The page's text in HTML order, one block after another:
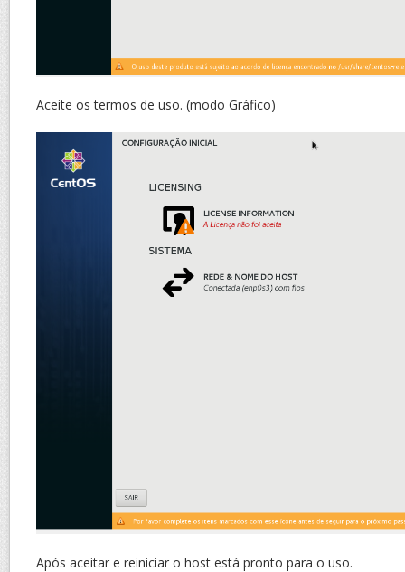
Aceite os termos de uso. (modo Gráfico)
Após aceitar e reiniciar o host está pronto para o uso.